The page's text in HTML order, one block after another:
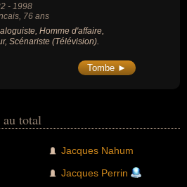
- 1998
, 76 ans
Homme d'affaire,
Scénariste (Télévision).
Tombe ►
au total
Jacques Nahum
Jacques Perrin